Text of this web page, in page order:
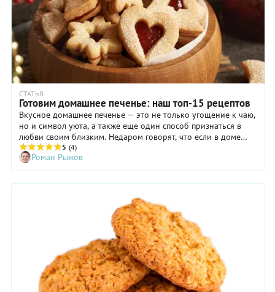
СТАТЬЯ
Готовим домашнее печенье: наш топ-15 рецептов
Вкусное домашнее печенье — это не только угощение к чаю,
но и символ уюта, а также еще один способ признаться в
любви своим близким. Недаром говорят, что если в доме
пахнет свежей выпечкой, то в нем царят мир и гармония.
Печенье в домашних условиях можно готовить хоть каждый
день — существуют тысячи разнообразных рецептов, лучшие
из которых представлены в нашей подборке.
5 (4)
Роман Рыжов